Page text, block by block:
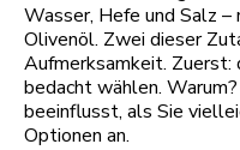
Wasser, Hefe und Salz
Olivenöl. Zwei dieser
Aufmerksamkeit.
bedacht wählen.
beeinflusst, als Sie
Optionen an.